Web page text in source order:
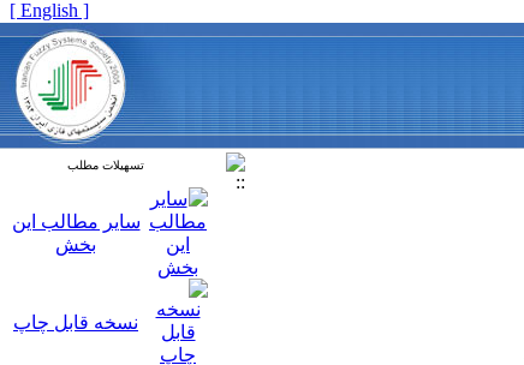
[ English ]
تسهیلات مطلب
سایر مطالب این
بخش
نسخه قابل چاپ